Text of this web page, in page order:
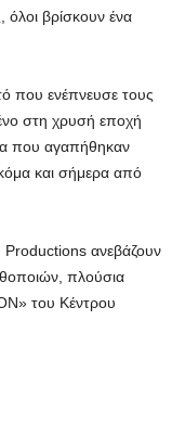
όλοι βρίσκουν ένα
που ενέπνευσε τους
στη χρυσή εποχή
που αγαπήθηκαν
και σήμερα από
Productions ανεβάζουν
πλούσια
του Κέντρου